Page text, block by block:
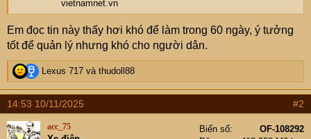
vietnamnet.vn
Em đọc tin này thấy hơi khó để làm trong 60 ngày, ý tưởng
tốt để quản lý nhưng khó cho người dân.
R
e
a
c
Lexus 717 và thudoll88
14:53 10/11/2025 #2
acc_75 Biển số
OF-108292